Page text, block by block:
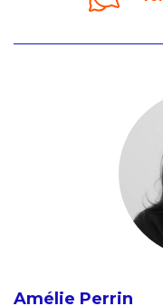
Amélie Perrin